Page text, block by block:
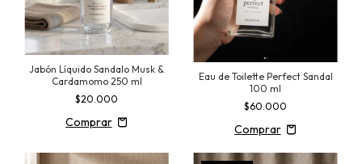
Jabón Líquido Sandalo Musk &
Cardamomo 250 ml
$20.000
Eau de Toilette Perfect Sandal
100 ml
$60.000